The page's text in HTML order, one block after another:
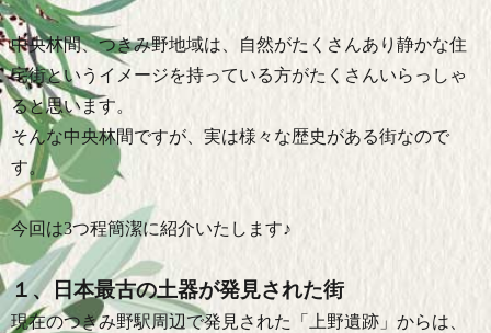
中央林間、つきみ野地域は、自然がたくさんあり静かな住
宅街というイメージを持っている方がたくさんいらっしゃ
ると思います。
そんな中央林間ですが、実は様々な歴史がある街なので
す。
今回は3つ程簡潔に紹介いたします♪
１、日本最古の土器が発見された街
現在のつきみ野駅周辺で発見された「上野遺跡」からは、